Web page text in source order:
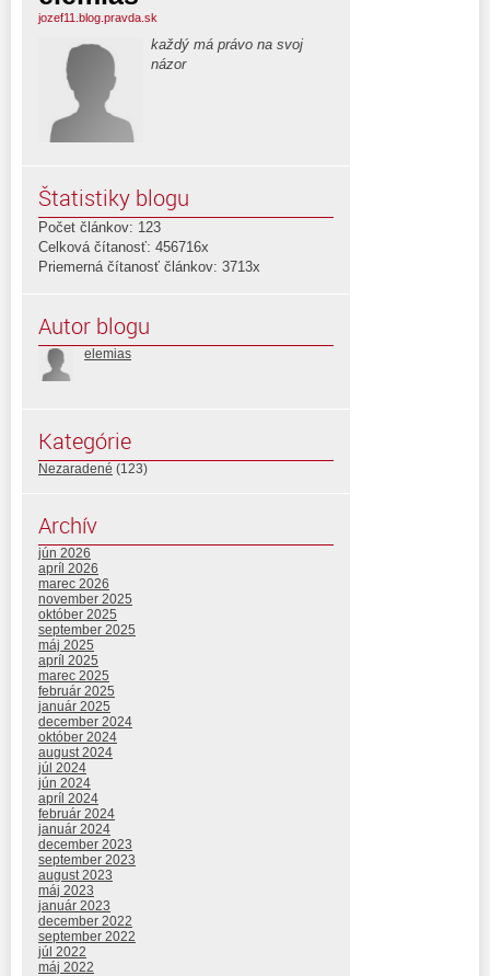
jozef11.blog.pravda.sk
každý má právo na svoj
názor
Štatistiky blogu
Počet článkov: 123
Celková čítanosť: 456716x
Priemerná čítanosť článkov: 3713x
Autor blogu
elemias
Kategórie
Nezaradené (123)
Archív
jún 2026
apríl 2026
marec 2026
november 2025
október 2025
september 2025
máj 2025
apríl 2025
marec 2025
február 2025
január 2025
december 2024
október 2024
august 2024
júl 2024
jún 2024
apríl 2024
február 2024
január 2024
december 2023
september 2023
august 2023
máj 2023
január 2023
december 2022
september 2022
júl 2022
máj 2022